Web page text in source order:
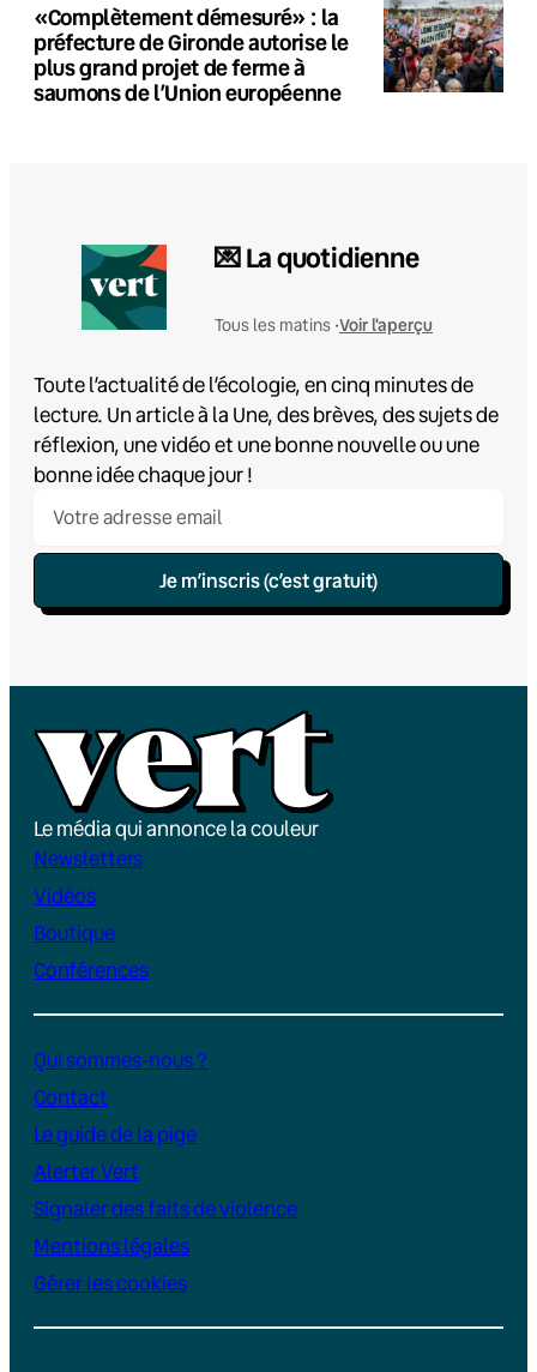
«Complètement démesuré» : la
préfecture de Gironde autorise le
plus grand projet de ferme à
saumons de l’Union européenne
💌 La quotidienne
Tous les matins •Voir l'aperçu
Toute l’actualité de l’écologie, en cinq minutes de
lecture. Un article à la Une, des brèves, des sujets de
réflexion, une vidéo et une bonne nouvelle ou une
bonne idée chaque jour !
Je m’inscris (c’est gratuit)
Le média qui annonce la couleur
Newsletters
Vidéos
Boutique
Conférences
Qui sommes-nous ?
Contact
Le guide de la pige
Alerter Vert
Signaler des faits de violence
Mentions légales
Gérer les cookies